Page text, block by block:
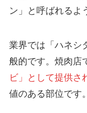
ン」と呼ばれるよ
業界では「ハネシ
般的です。焼肉店
ビ」として提供さ
値のある部位です。